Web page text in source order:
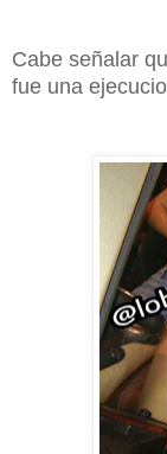
Cabe señalar
fue una